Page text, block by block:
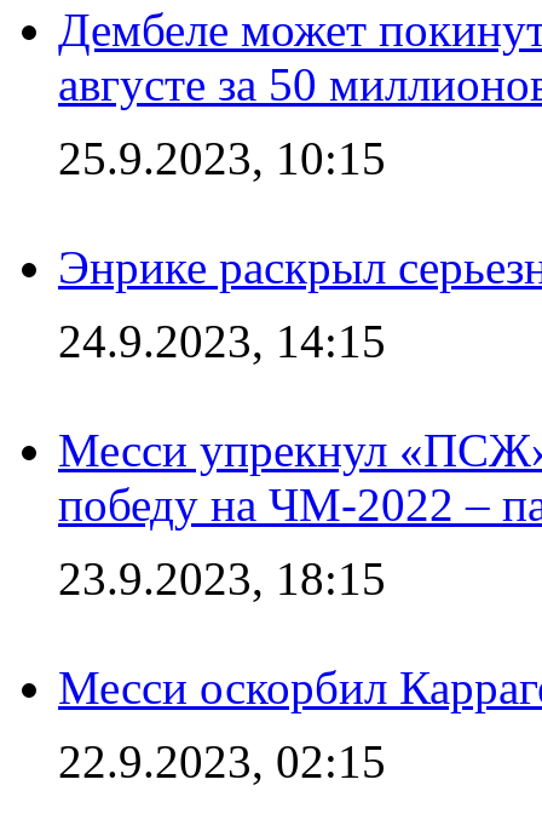
Дембеле может
августе за 50
25.9.2023, 10:15
Энрике раскрыл
24.9.2023, 14:15
Месси упрекнул «ПСЖ»
победу на ЧМ-2022 –
23.9.2023, 18:15
Месси оскорбил
22.9.2023, 02:15